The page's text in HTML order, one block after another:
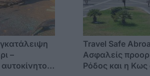
–
Travel Safe
Ασφαλείς
Ρόδος και η Κως